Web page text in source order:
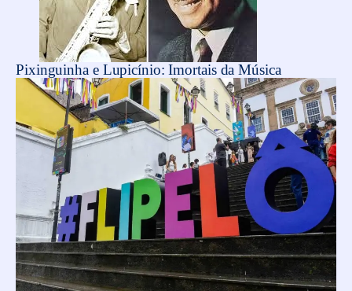
Pixinguinha e Lupicínio: Imortais da Música